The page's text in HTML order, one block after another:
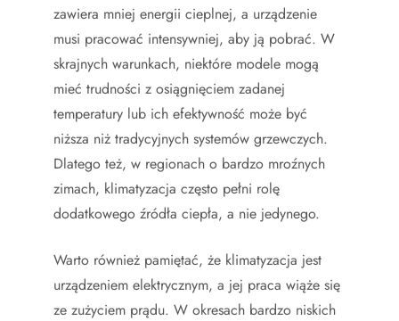
zawiera mniej energii cieplnej, a urządzenie
musi pracować intensywniej, aby ją pobrać. W
skrajnych warunkach, niektóre modele mogą
mieć trudności z osiągnięciem zadanej
temperatury lub ich efektywność może być
niższa niż tradycyjnych systemów grzewczych.
Dlatego też, w regionach o bardzo mroźnych
zimach, klimatyzacja często pełni rolę
dodatkowego źródła ciepła, a nie jedynego.
Warto również pamiętać, że klimatyzacja jest
urządzeniem elektrycznym, a jej praca wiąże się
ze zużyciem prądu. W okresach bardzo niskich